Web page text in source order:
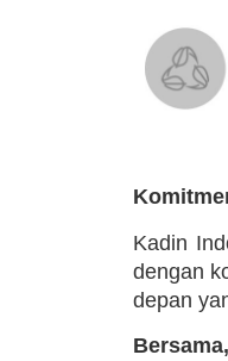
Kadin
dengan
depan